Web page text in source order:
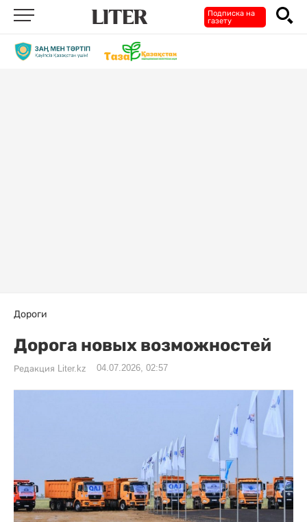
Подписка на
газету
Дороги
Дорога новых возможностей
Редакция Liter.kz 04.07.2026, 02:57